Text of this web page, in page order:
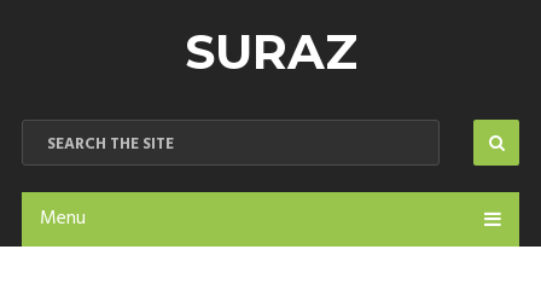
SURAZ
Menu